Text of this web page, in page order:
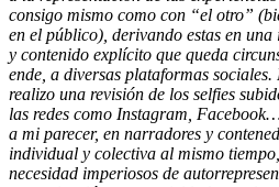
consigo mismo como con “el otro”
en el público), derivando estas en
y contenido explícito que queda
ende, a diversas plataformas sociales.
realizo una revisión de los selfies
las redes como Instagram,
a mi parecer, en narradores y
individual y colectiva al mismo
necesidad imperiosos de